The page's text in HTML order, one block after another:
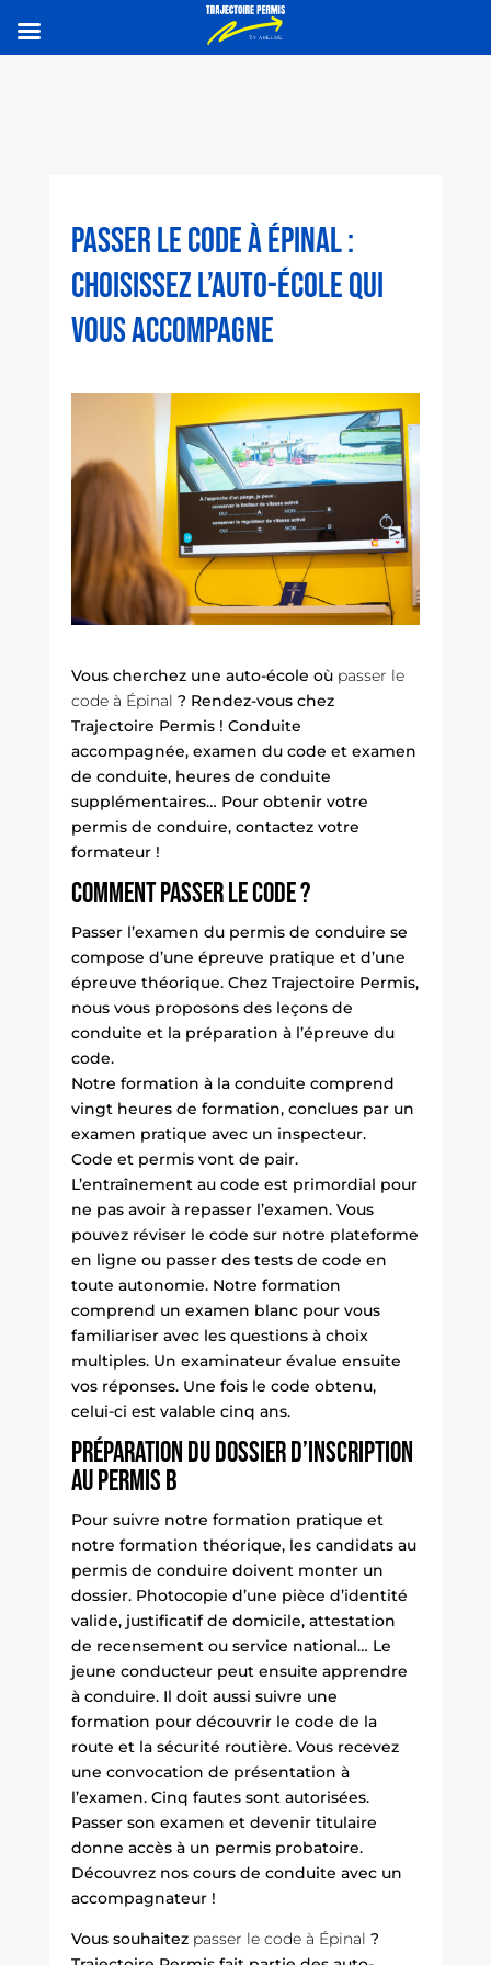
PASSER LE CODE À ÉPINAL :
CHOISISSEZ L’AUTO-ÉCOLE QUI
VOUS ACCOMPAGNE
Vous cherchez une auto-école où passer le
code à Épinal ? Rendez-vous chez
Trajectoire Permis ! Conduite
accompagnée, examen du code et examen
de conduite, heures de conduite
supplémentaires… Pour obtenir votre
permis de conduire, contactez votre
formateur !
Comment passer le code ?
Passer l’examen du permis de conduire se
compose d’une épreuve pratique et d’une
épreuve théorique. Chez Trajectoire Permis,
nous vous proposons des leçons de
conduite et la préparation à l’épreuve du
code.
Notre formation à la conduite comprend
vingt heures de formation, conclues par un
examen pratique avec un inspecteur.
Code et permis vont de pair.
L’entraînement au code est primordial pour
ne pas avoir à repasser l’examen. Vous
pouvez réviser le code sur notre plateforme
en ligne ou passer des tests de code en
toute autonomie. Notre formation
comprend un examen blanc pour vous
familiariser avec les questions à choix
multiples. Un examinateur évalue ensuite
vos réponses. Une fois le code obtenu,
celui-ci est valable cinq ans.
Préparation du dossier d’inscription
au permis B
Pour suivre notre formation pratique et
notre formation théorique, les candidats au
permis de conduire doivent monter un
dossier. Photocopie d’une pièce d’identité
valide, justificatif de domicile, attestation
de recensement ou service national… Le
jeune conducteur peut ensuite apprendre
à conduire. Il doit aussi suivre une
formation pour découvrir le code de la
route et la sécurité routière. Vous recevez
une convocation de présentation à
l’examen. Cinq fautes sont autorisées.
Passer son examen et devenir titulaire
donne accès à un permis probatoire.
Découvrez nos cours de conduite avec un
accompagnateur !
Vous souhaitez passer le code à Épinal ?